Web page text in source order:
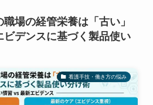
場の経管栄養は「古い」
ビデンスに基づく製品使い
看護手技・働き方の悩み